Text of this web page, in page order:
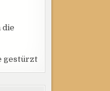
die
gestürzt